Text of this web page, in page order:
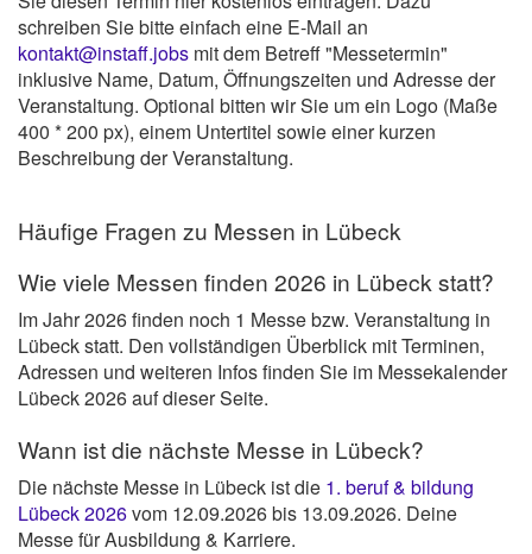
schreiben Sie bitte einfach eine E-Mail an
kontakt@instaff.jobs mit dem Betreff "Messetermin"
inklusive Name, Datum, Öffnungszeiten und Adresse der
Veranstaltung. Optional bitten wir Sie um ein Logo (Maße
400 * 200 px), einem Untertitel sowie einer kurzen
Beschreibung der Veranstaltung.
Häufige Fragen zu Messen in Lübeck
Wie viele Messen finden 2026 in Lübeck statt?
Im Jahr 2026 finden noch 1 Messe bzw. Veranstaltung in
Lübeck statt. Den vollständigen Überblick mit Terminen,
Adressen und weiteren Infos finden Sie im Messekalender
Lübeck 2026 auf dieser Seite.
Wann ist die nächste Messe in Lübeck?
Die nächste Messe in Lübeck ist die 1. beruf & bildung
Lübeck 2026vom 12.09.2026 bis 13.09.2026. Deine
Messe für Ausbildung & Karriere.